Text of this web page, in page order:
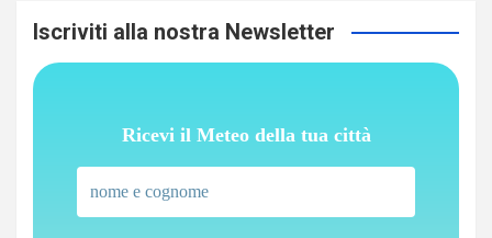
Iscriviti alla nostra Newsletter
Ricevi il Meteo della tua città